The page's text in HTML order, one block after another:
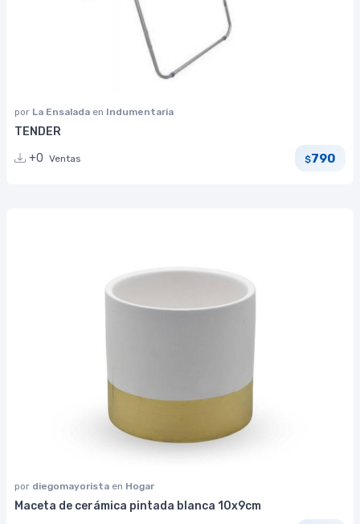
por La Ensalada en Indumentaria
TENDER
+0 Ventas $790
por diegomayorista en Hogar
Maceta de cerámica pintada blanca 10x9cm